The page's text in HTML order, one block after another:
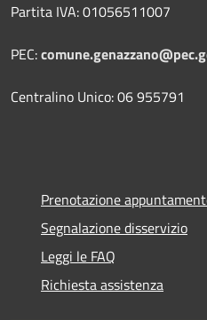
Partita IVA: 01056511007
PEC:
Centralino Unico: 06 955791
Prenotazione
Segnalazione disservizio
Leggi le FAQ
Richiesta assistenza